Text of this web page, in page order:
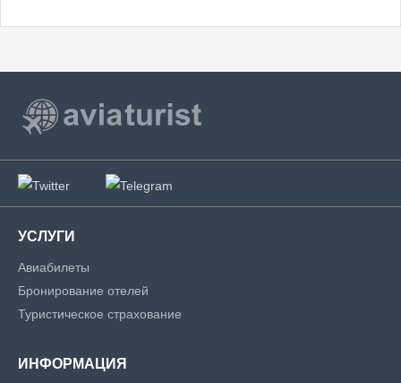
УСЛУГИ
Авиабилеты
Бронирование отелей
Туристическое страхование
ИНФОРМАЦИЯ